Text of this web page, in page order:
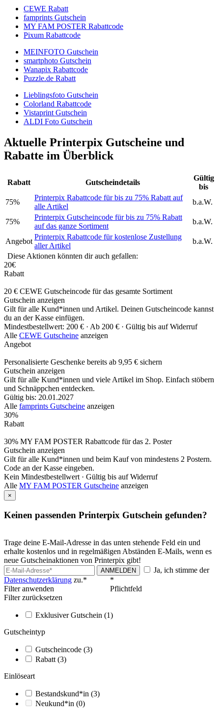
CEWE Rabatt
famprints Gutschein
MY FAM POSTER Rabattcode
Pixum Rabattcode
MEINFOTO Gutschein
smartphoto Gutschein
Wanapix Rabattcode
Puzzle.de Rabatt
Lieblingsfoto Gutschein
Colorland Rabattcode
Vistaprint Gutschein
ALDI Foto Gutschein
Aktuelle Printerpix Gutscheine und
Rabatte im Überblick
Rabatt Gutscheindetails
Gültig
bis
75%
Printerpix Rabattcode für bis zu 75% Rabatt auf
alle Artikel
b.a.W.
75%
Printerpix Gutscheincode für bis zu 75% Rabatt
auf das ganze Sortiment
b.a.W.
Angebot
Printerpix Rabattcode für kostenlose Zustellung
aller Artikel
b.a.W.
Diese Aktionen könnten dir auch gefallen:
20€
Rabatt
20 € CEWE Gutscheincode für das gesamte Sortiment
Gutschein anzeigen
Gilt für alle Kund*innen und Artikel. Deinen Gutscheincode kannst
du an der Kasse einfügen.
Mindestbestellwert: 200 € · Ab 200 € · Gültig bis auf Widerruf
Alle CEWE Gutscheine anzeigen
Angebot
Personalisierte Geschenke bereits ab 9,95 € sichern
Gutschein anzeigen
Gilt für alle Kund*innen und viele Artikel im Shop. Einfach stöbern
und Schnäppchen entdecken.
Gültig bis: 20.01.2027
Alle famprints Gutscheine anzeigen
30%
Rabatt
30% MY FAM POSTER Rabattcode für das 2. Poster
Gutschein anzeigen
Gilt für alle Kund*innen und beim Kauf von mindestens 2 Postern.
Code an der Kasse eingeben.
Kein Mindestbestellwert · Gültig bis auf Widerruf
Alle MY FAM POSTER Gutscheine anzeigen
×
Keinen passenden Printerpix Gutschein gefunden?
Trage deine E-Mail-Adresse in das unten stehende Feld ein und
erhalte kostenlos und in regelmäßigen Abständen E-Mails, wenn es
neue Gutscheinaktionen von Printerpix gibt!
ANMELDEN
Ja, ich stimme der
Datenschutzerklärung zu.*
*
Pflichtfeld
Filter anwenden
Filter zurücksetzen
Exklusiver Gutschein (1)
Gutscheintyp
Gutscheincode (3)
Rabatt(3)
Einlöseart
Bestandskund*in (3)
Neukund*in (0)